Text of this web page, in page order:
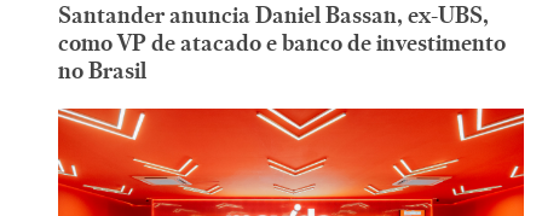
Santander anuncia Daniel Bassan, ex-UBS,
como VP de atacado e banco de investimento
no Brasil